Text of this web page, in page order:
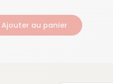
Ajouter au panier